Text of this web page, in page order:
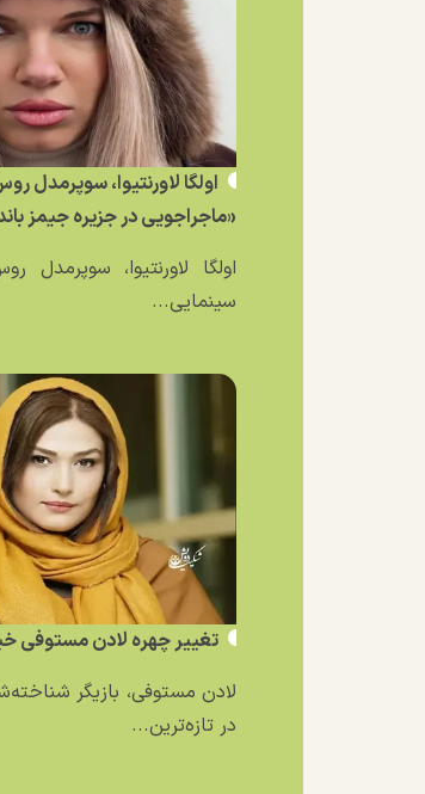
اولگا لاورنتیوا، سوپرمدل
«ماجراجویی در جزیره جیمز
اولگا لاورنتیوا، سوپرمدل
سینمایی...
تغییر چهره لادن مستوفی
لادن مستوفی، بازیگر
در تازه‌ترین...